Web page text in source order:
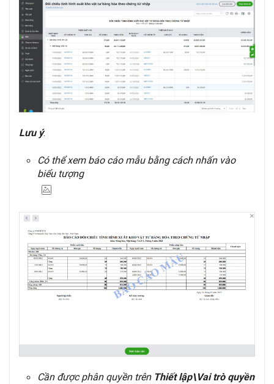
Lưu ý:
Có thể xem báo cáo mẫu bằng cách nhấn vào
biểu tượng
Cần được phân quyền trên Thiết lập\Vai trò quyền